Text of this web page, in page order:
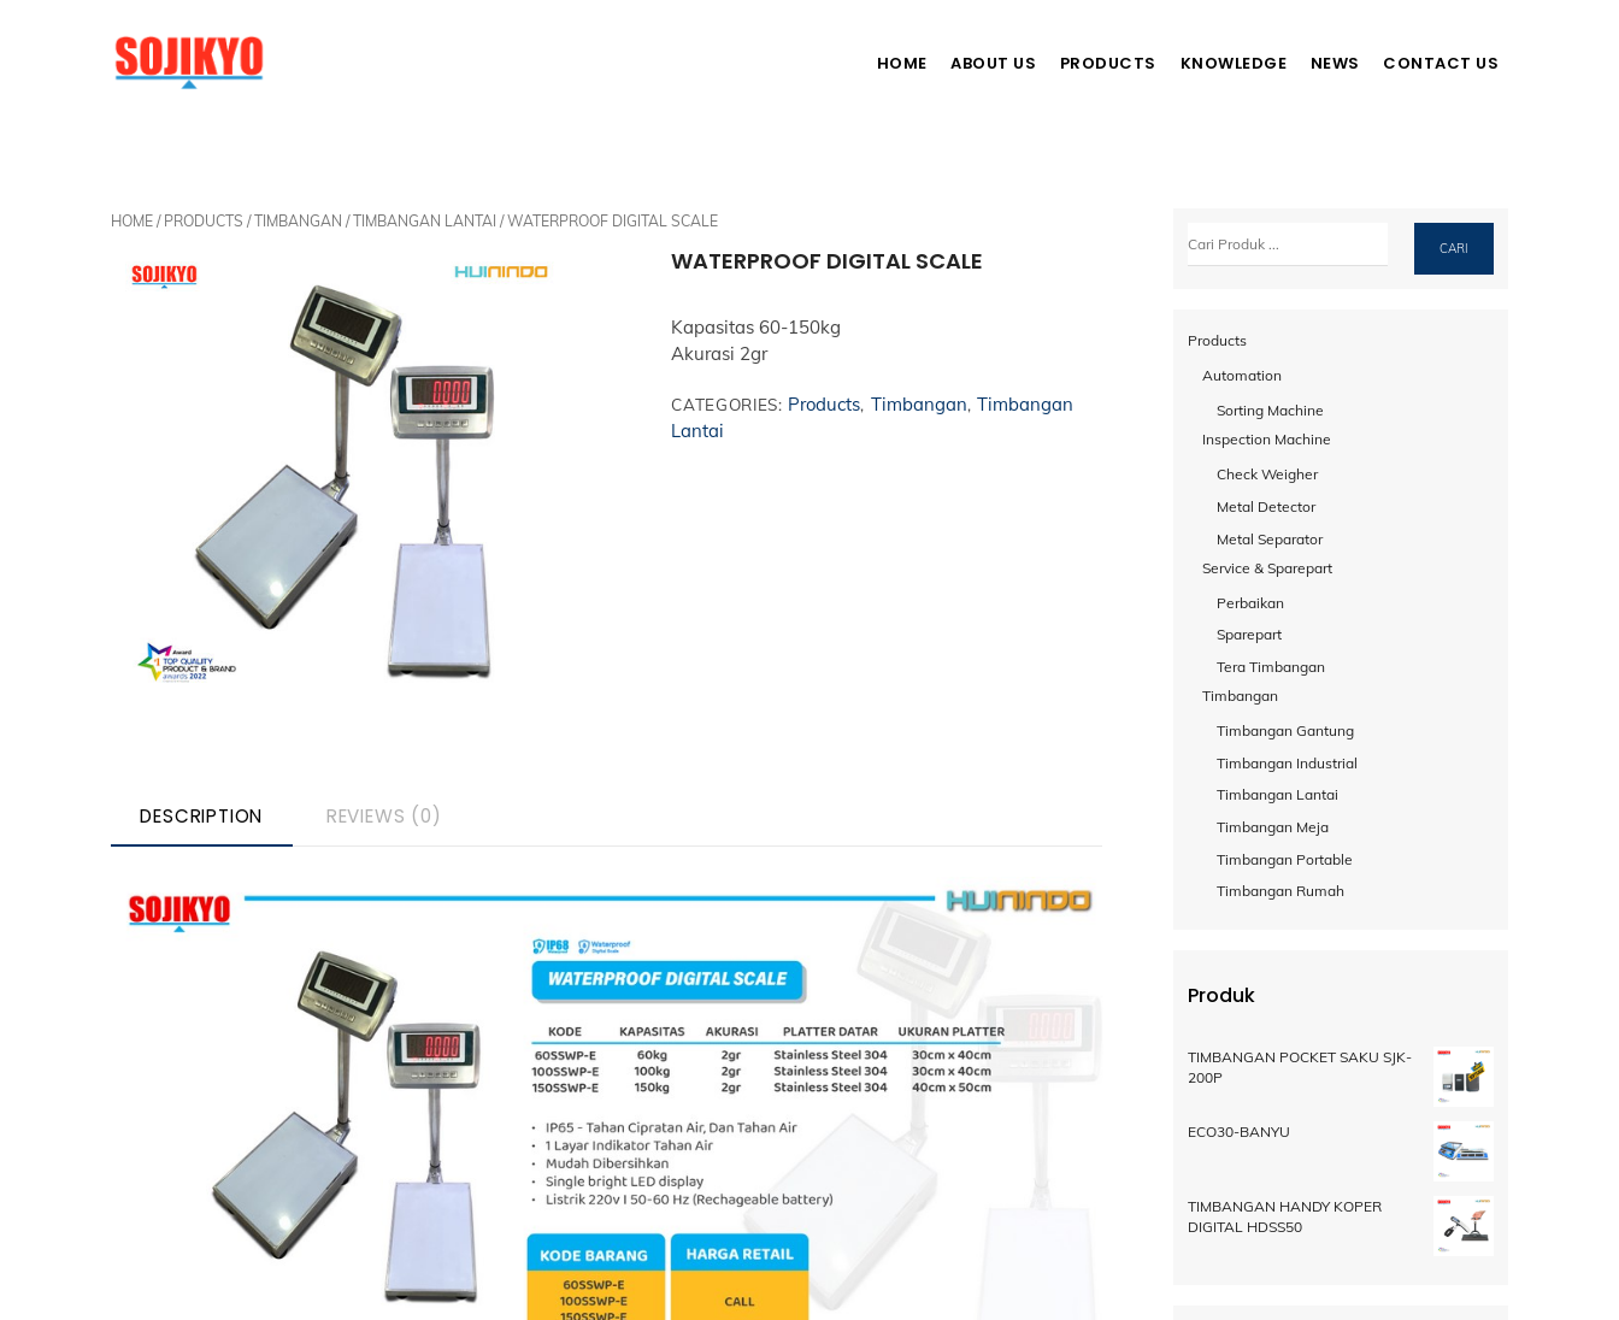
HOME ABOUT US PRODUCTS KNOWLEDGE NEWS CONTACT US
HOME / PRODUCTS /TIMBANGAN /TIMBANGAN LANTAI / WATERPROOF DIGITAL SCALE
WATERPROOF DIGITAL SCALE
Kapasitas 60-150kg
Akurasi 2gr
CATEGORIES: Products, Timbangan,Timbangan
Lantai
DESCRIPTION REVIEWS (0)
CARI
Products
Automation
Sorting Machine
Inspection Machine
Check Weigher
Metal Detector
Metal Separator
Service & Sparepart
Perbaikan
Sparepart
Tera Timbangan
Timbangan
Timbangan Gantung
Timbangan Industrial
Timbangan Lantai
Timbangan Meja
Timbangan Portable
Timbangan Rumah
Produk
TIMBANGAN POCKET SAKU SJK-
200P
ECO30-BANYU
TIMBANGAN HANDY KOPER
DIGITAL HDSS50